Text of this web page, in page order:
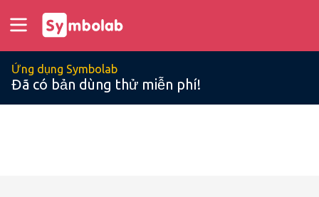
Ứng dụng Symbolab
Đã có bản dùng thử miễn phí!